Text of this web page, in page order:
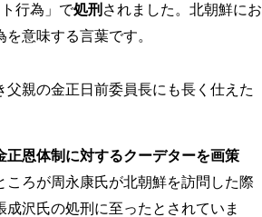
行為」で処刑 されました。北朝鮮にお
意味する言葉です。
父親の金正日前委員長にも長く仕えた
正恩体制に対するクーデターを画策
ころが周永康氏が北朝鮮を訪問した際
沢氏の処刑に至ったとされていま